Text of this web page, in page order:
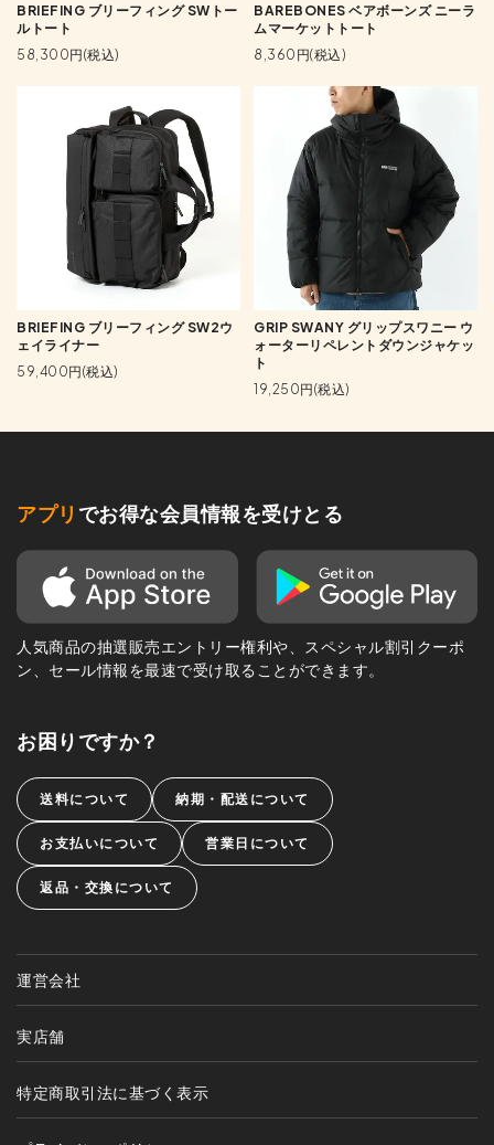
BRIEFING ブリーフィング SWトー
ルトート
58,300円(税込)
BAREBONES ベアボーンズ ニーラ
ムマーケットトート
8,360円(税込)
BRIEFING ブリーフィング SW2ウ
ェイライナー
59,400円(税込)
GRIP SWANY グリップスワニー ウ
ォーターリペレントダウンジャケッ
ト
19,250円(税込)
アプリ でお得な会員情報を受けとる
人気商品の抽選販売エントリー権利や、スペシャル割引クーポ
ン、セール情報を最速で受け取ることができます。
お困りですか？
送料について 納期・配送について
お支払いについて 営業日について
返品・交換について
運営会社
実店舗
特定商取引法に基づく表示